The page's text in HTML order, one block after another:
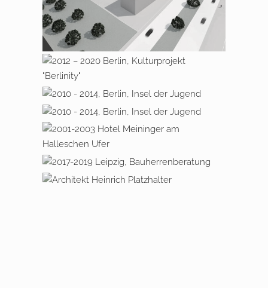
2012 – 2020 BERLIN,
KULTURPROJEKT „BERLINITY“
2010 – 2014 BERLIN, INSEL DER
JUGEND
2009 – 2016 BERLIN,
SPORTHOTEL OLYMPIAPARK
2001 – 2003 BERLIN
HALLESCHES UFER, HOTEL
MEININGER
2017 – 2018 LEIPZIG,
BAUHERRENBERATUNG
2008 – 2011 BERLIN, HOTEL